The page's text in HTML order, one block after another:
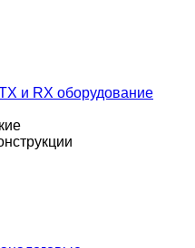
и RX оборудование